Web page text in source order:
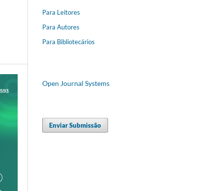
Para Leitores
Para Autores
Para Bibliotecários
Open Journal Systems
Enviar Submissão